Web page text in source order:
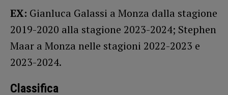
EX: Gianluca Galassi a Monza dalla stagione
2019-2020 alla stagione 2023-2024; Stephen
Maar a Monza nelle stagioni 2022-2023 e
2023-2024.
Classifica